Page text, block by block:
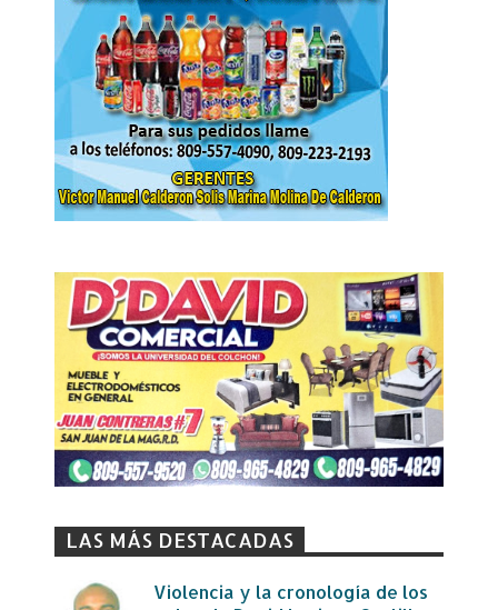
LAS MÁS DESTACADAS
Violencia y la cronología de los